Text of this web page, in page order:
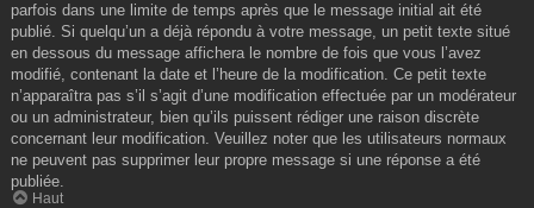
parfois dans une limite de temps après que le message initial ait été
publié. Si quelqu’un a déjà répondu à votre message, un petit texte situé
en dessous du message affichera le nombre de fois que vous l’avez
modifié, contenant la date et l’heure de la modification. Ce petit texte
n’apparaîtra pas s’il s’agit d’une modification effectuée par un modérateur
ou un administrateur, bien qu’ils puissent rédiger une raison discrète
concernant leur modification. Veuillez noter que les utilisateurs normaux
ne peuvent pas supprimer leur propre message si une réponse a été
publiée.
Haut